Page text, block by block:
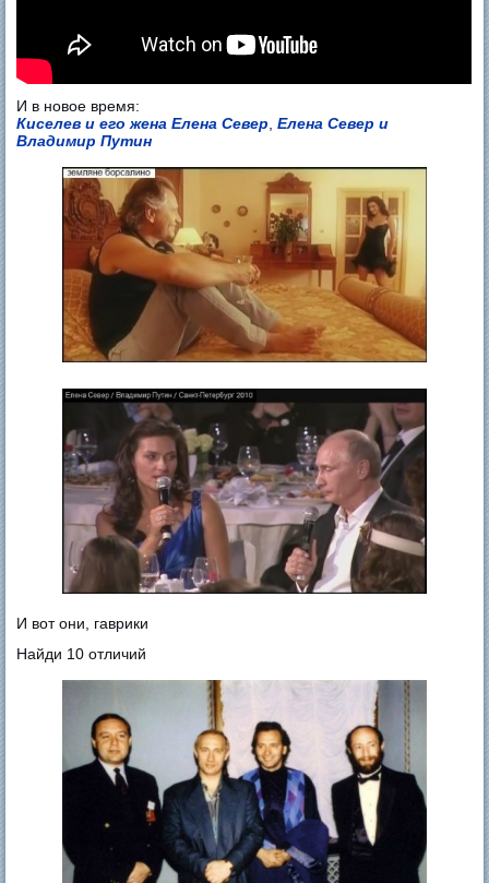
И в новое время:
Киселев и его жена Елена Север ,Елена Север и
Владимир Путин
И вот они, гаврики
Найди 10 отличий